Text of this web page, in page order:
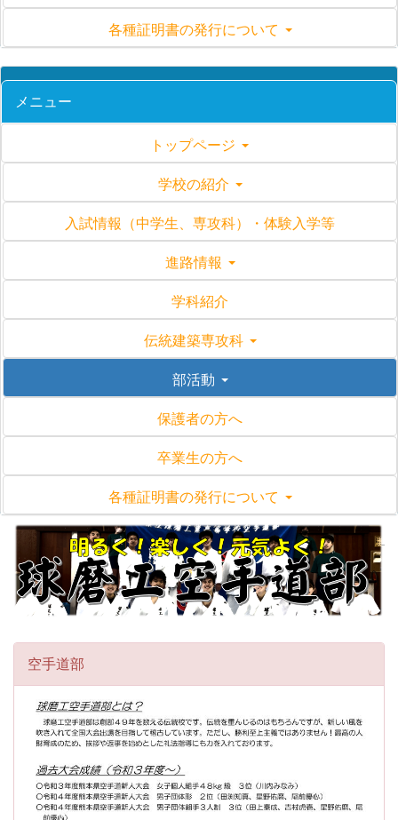
各種証明書の発行について
メニュー
トップページ
学校の紹介
入試情報（中学生、専攻科）・体験入学等
進路情報
学科紹介
伝統建築専攻科
部活動
保護者の方へ
卒業生の方へ
各種証明書の発行について
空手道部